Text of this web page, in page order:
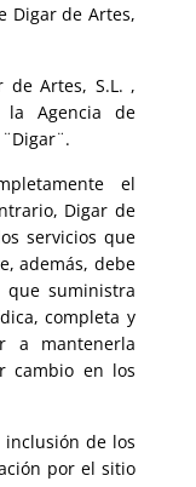
Digar de Artes,
Artes, S.L. ,
Agencia de
el
Digar de
servicios que
además, debe
suministra
completa y
a mantenerla
cambio en los
inclusión de los
por el sitio